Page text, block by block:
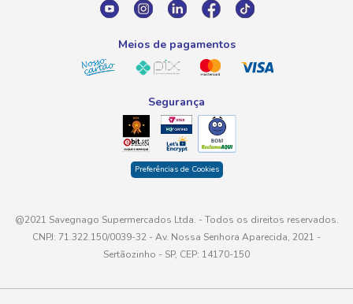
atendimento@savegnago.com.br
Meios de pagamentos
Segurança
Preferências de Cookies
@2021 Savegnago Supermercados Ltda. - Todos os direitos reservados.
CNPJ: 71.322.150/0039-32 - Av. Nossa Senhora Aparecida, 2021 -
Sertãozinho - SP, CEP: 14170-150